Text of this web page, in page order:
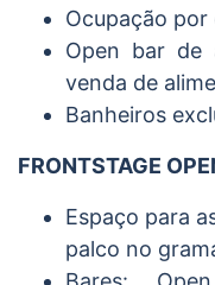
Ocupação
Open bar de
venda de
Banheiros
FRONTSTAGE
Espaço para
palco no